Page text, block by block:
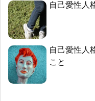
自己愛性人
自己愛性人
こと